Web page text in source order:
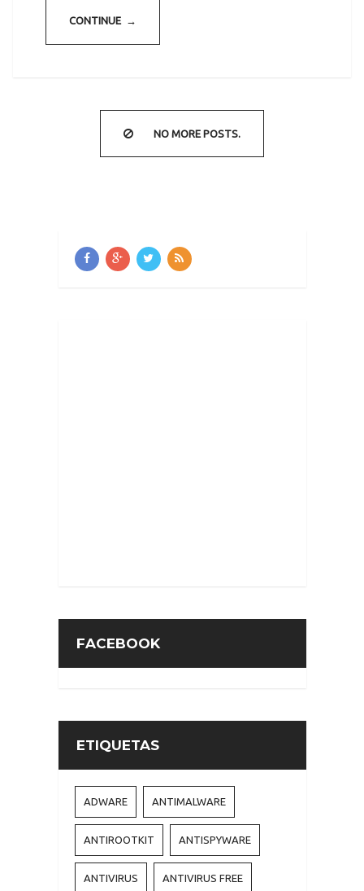
CONTINUE →
NO MORE POSTS.
FACEBOOK
ETIQUETAS
ADWARE ANTIMALWARE
ANTIROOTKIT ANTISPYWARE
ANTIVIRUS ANTIVIRUS FREE